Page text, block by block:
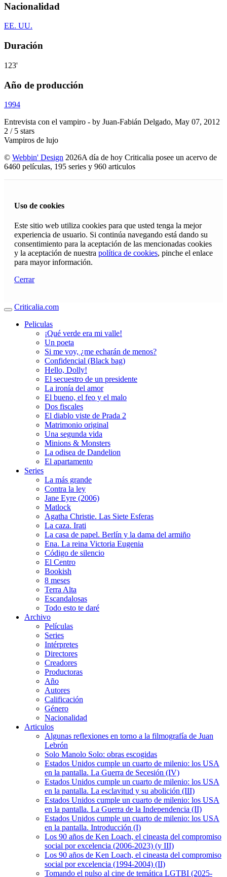
Nacionalidad
EE. UU.
Duración
123'
Año de producción
1994
Entrevista con el vampiro - by Juan-Fabián Delgado, May 07, 2012
2 / 5 stars
Vampiros de lujo
© Webbin' Design 2026A día de hoy Criticalia posee un acervo de
6460 películas, 195 series y 960 articulos
Uso de cookies
Este sitio web utiliza cookies para que usted tenga la mejor
experiencia de usuario. Si continúa navegando está dando su
consentimiento para la aceptación de las mencionadas cookies
y la aceptación de nuestra política de cookies, pinche el enlace
para mayor información.
Cerrar
Criticalia.com
Peliculas
¡Qué verde era mi valle!
Un poeta
Si me voy, ¿me echarán de menos?
Confidencial (Black bag)
Hello, Dolly!
El secuestro de un presidente
La ironía del amor
El bueno, el feo y el malo
Dos fiscales
El diablo viste de Prada 2
Matrimonio original
Una segunda vida
Minions & Monsters
La odisea de Dandelion
El apartamento
Series
La más grande
Contra la ley
Jane Eyre (2006)
Matlock
Agatha Christie. Las Siete Esferas
La caza. Irati
La casa de papel. Berlín y la dama del armiño
Ena. La reina Victoria Eugenia
Código de silencio
El Centro
Bookish
8 meses
Terra Alta
Escandalosas
Todo esto te daré
Archivo
Películas
Series
Intérpretes
Directores
Creadores
Productoras
Año
Autores
Calificación
Género
Nacionalidad
Articulos
Algunas reflexiones en torno a la filmografía de Juan
Lebrón
Solo Manolo Solo: obras escogidas
Estados Unidos cumple un cuarto de milenio: los USA
en la pantalla. La Guerra de Secesión (IV)
Estados Unidos cumple un cuarto de milenio: los USA
en la pantalla. La esclavitud y su abolición (III)
Estados Unidos cumple un cuarto de milenio: los USA
en la pantalla. La Guerra de la Independencia (II)
Estados Unidos cumple un cuarto de milenio: los USA
en la pantalla. Introducción (I)
Los 90 años de Ken Loach, el cineasta del compromiso
social por excelencia (2006-2023) (y III)
Los 90 años de Ken Loach, el cineasta del compromiso
social por excelencia (1994-2004) (II)
Tomando el pulso al cine de temática LGTBI (2025-